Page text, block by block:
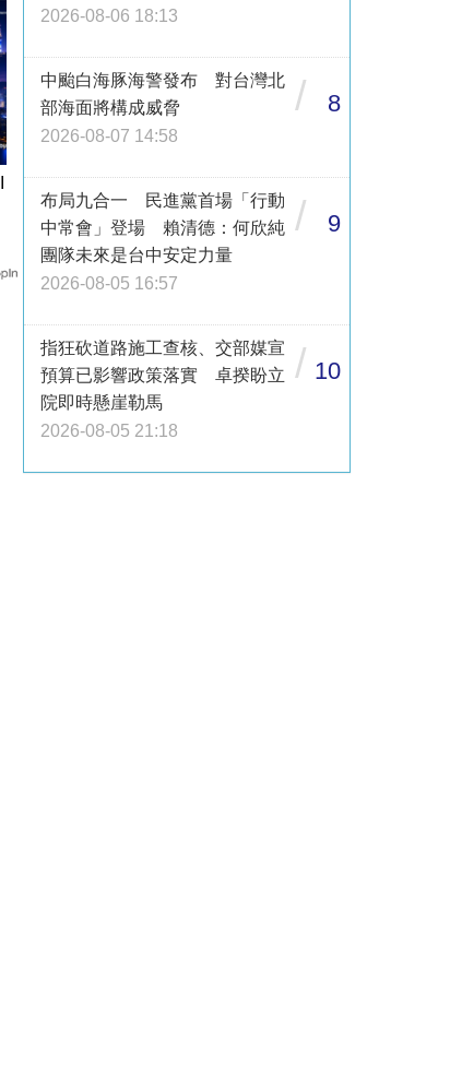
2026-08-06 18:13
中颱白海豚海警發布 對台灣北
部海面將構成威脅
2026-08-07 14:58
/ 8
布局九合一 民進黨首場「行動
中常會」登場 賴清德：何欣純
團隊未來是台中安定力量
2026-08-05 16:57
/ 9
指狂砍道路施工查核、交部媒宣
預算已影響政策落實 卓揆盼立
院即時懸崖勒馬
2026-08-05 21:18
/ 10